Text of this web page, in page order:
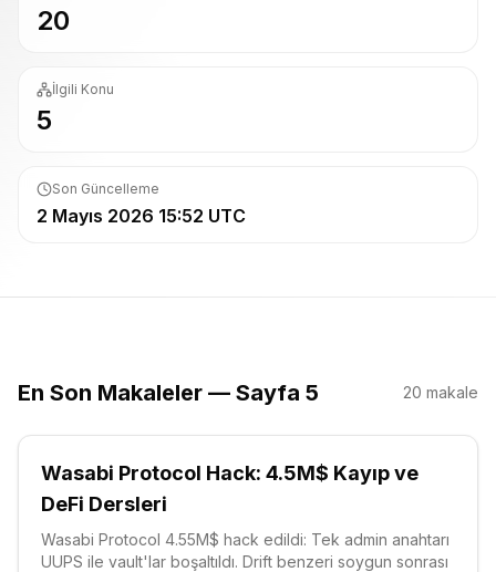
20
İlgili Konu
5
Son Güncelleme
2 Mayıs 2026 15:52 UTC
En Son Makaleler — Sayfa 5 20 makale
Wasabi Protocol Hack: 4.5M$ Kayıp ve
DeFi Dersleri
Wasabi Protocol 4.55M$ hack edildi: Tek admin anahtarı
UUPS ile vault'lar boşaltıldı. Drift benzeri soygun sonrası